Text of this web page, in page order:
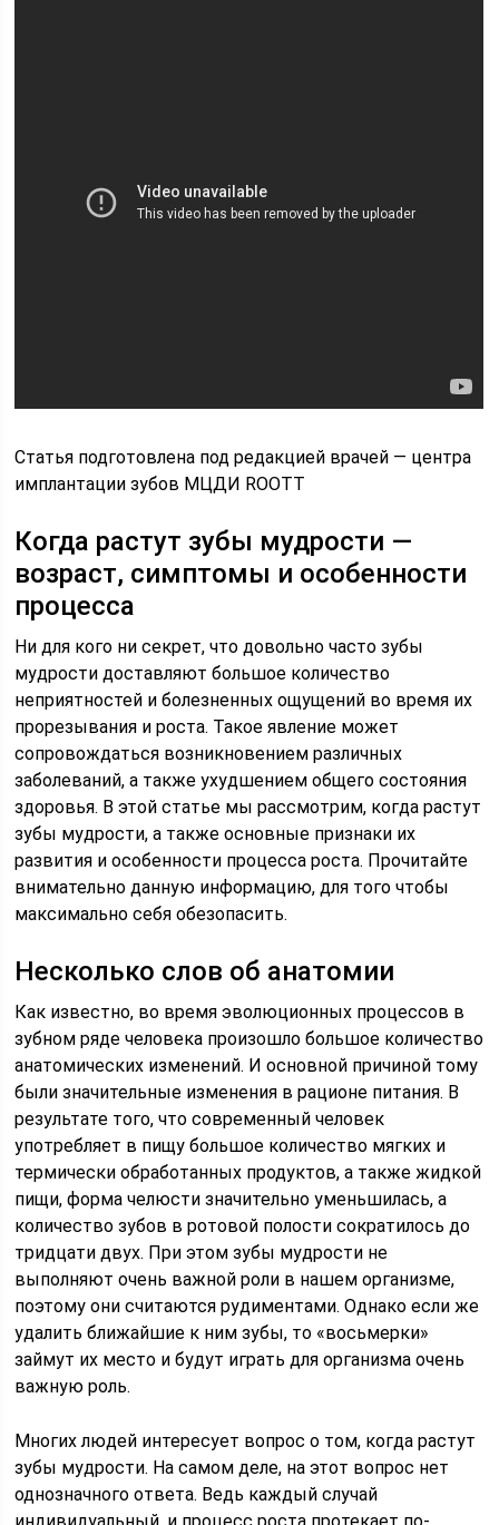
Статья подготовлена под редакцией врачей — центра
имплантации зубов МЦДИ ROOTT
Когда растут зубы мудрости —
возраст, симптомы и особенности
процесса
Ни для кого ни секрет, что довольно часто зубы
мудрости доставляют большое количество
неприятностей и болезненных ощущений во время их
прорезывания и роста. Такое явление может
сопровождаться возникновением различных
заболеваний, а также ухудшением общего состояния
здоровья. В этой статье мы рассмотрим, когда растут
зубы мудрости, а также основные признаки их
развития и особенности процесса роста. Прочитайте
внимательно данную информацию, для того чтобы
максимально себя обезопасить.
Несколько слов об анатомии
Как известно, во время эволюционных процессов в
зубном ряде человека произошло большое количество
анатомических изменений. И основной причиной тому
были значительные изменения в рационе питания. В
результате того, что современный человек
употребляет в пищу большое количество мягких и
термически обработанных продуктов, а также жидкой
пищи, форма челюсти значительно уменьшилась, а
количество зубов в ротовой полости сократилось до
тридцати двух. При этом зубы мудрости не
выполняют очень важной роли в нашем организме,
поэтому они считаются рудиментами. Однако если же
удалить ближайшие к ним зубы, то «восьмерки»
займут их место и будут играть для организма очень
важную роль.
Многих людей интересует вопрос о том, когда растут
зубы мудрости. На самом деле, на этот вопрос нет
однозначного ответа. Ведь каждый случай